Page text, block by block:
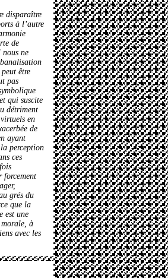
disparaître
à l’autre
de
nous ne
être
pas
qui suscite
détriment
en
de
ayant
perception
ces
forcement
grés du
que la
est une
morale, à
avec les